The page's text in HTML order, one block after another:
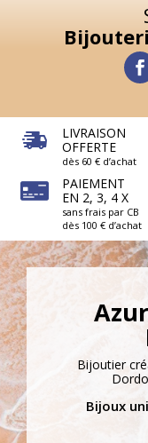
LIVRAISON
OFFERTE
dès 60 € d’achat
PAIEMENT
EN 2, 3, 4 X
sans frais par CB
dès 100 € d’achat
Bijoutier
Bijoux